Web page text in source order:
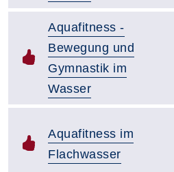
Aquafitness -
Bewegung und
Gymnastik im
Wasser
Aquafitness im
Flachwasser